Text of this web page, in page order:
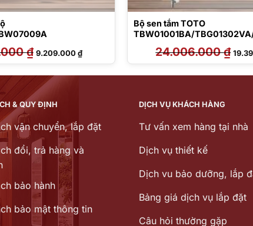
₫ Giá
gốc
là:
9.209.000₫Giá
hiện
tại
9.209.000 ₫.
Bộ sen tắm TOTO
TBW01001BA/
24.006.000₫ Giá
gốc
là:
& QUY ĐỊNH
vận chuyển, lắp đặt
đổi, trả hàng và
bảo hành
bảo mật thông tin
DỊCH VỤ KHÁCH HÀNG
Tư vấn xem hàng tại nhà
Dịch vụ thiết kế
Dịch vu bảo dưỡng, lắp
Bảng giá dịch vụ lắp đặt
Câu hỏi thường gặp